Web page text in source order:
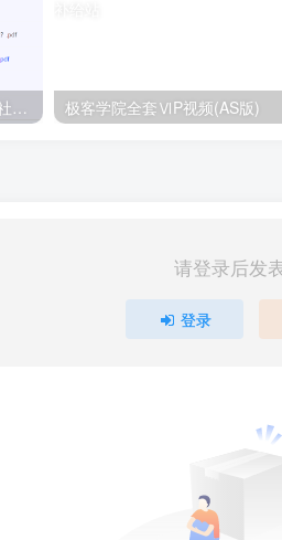
【每天都会更新】最新付费社群公众号文章 极客学院全套ⅥP视频(AS版)
请登录后发
登录